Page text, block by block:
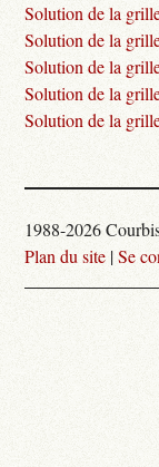
Solution de la
Solution de la
Solution de la
Solution de la
Solution de la
1988-2026
Plan du site |Se